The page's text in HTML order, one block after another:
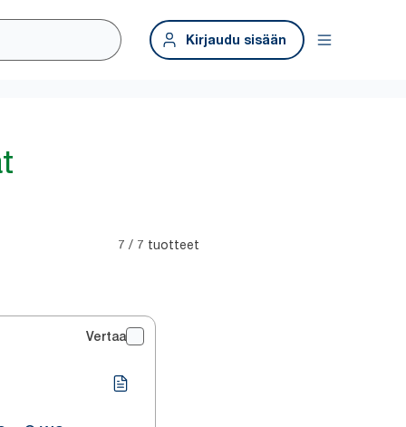
Kirjaudu sisään
7 / 7 tuotteet
Vertaa